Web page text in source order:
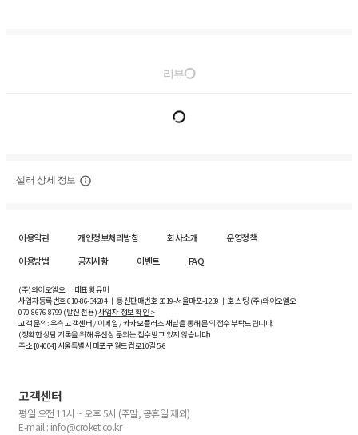
리뷰
셀러 상세 정보
이용약관 개인정보처리방침 회사소개
운영정책
이용방법
공지사항 이벤트 FAQ
(주)와이오엘오 ㅣ 대표 황유미
사업자등록번호610-86-34204ㅣ 통신판매번호 2019-서울마포-1239 ㅣ 호스팅 (주)와이오엘오
070-8676-8799 (발신 전용)사업자 정보 확인 >
고객 문의: 우측 고객센터 / 이메일 / 카카오플러스 채널을 통해 문의 접수 부탁드립니다.
(정확한 상담 기록을 위해 유선상 문의는 접수받고 있지 않습니다)
주소 [04004] 서울특별시 마포구 월드컵로10길5-6
고객센터
평일 오전 11시 ~ 오후 5시 (주말, 공휴일 제외)
E-mail : info@croket.co.kr